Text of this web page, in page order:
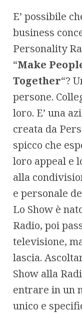
E’ possibile
business
Personality
“Make
Together“?
persone.
loro. E’ una
creata da
spicco che
loro appeal e
alla
e personale
Lo Show è
Radio, poi
televisione,
lascia.
Show alla
entrare in un
unico e